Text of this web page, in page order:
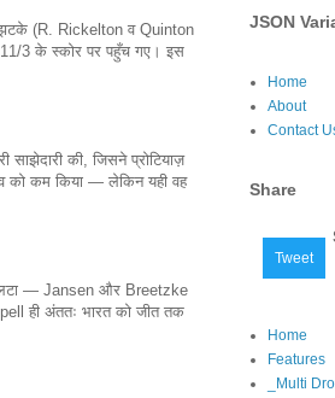
(R. Rickelton व Quinton
11/3 के स्कोर पर पहुँच गए। इस
की, जिसने प्रोटियाज़
को कम किया — लेकिन यही वह
— Jansen और Breetzke
ही अंततः भारत को जीत तक
JSON
Home
About
Contact
Share
Tweet
Home
Features
_Multi